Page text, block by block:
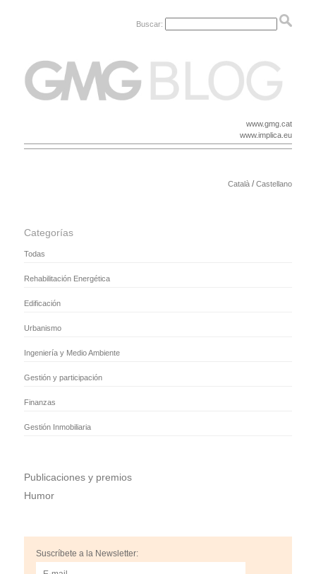
Buscar:
www.gmg.cat
www.implica.eu
Català /Castellano
Categorías
Todas
Rehabilitación Energética
Edificación
Urbanismo
Ingeniería y Medio Ambiente
Gestión y participación
Finanzas
Gestión Inmobiliaria
Publicaciones y premios
Humor
Suscríbete a la Newsletter: